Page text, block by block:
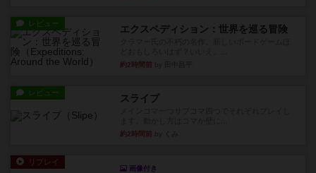
レビュー エクスペディション：世界を巡る冒険
約2時間前
レビュー スライプ
約2時間前
リプレイ
画像付き